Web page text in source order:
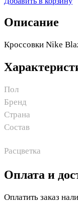
Описание
Кроссовки Nike
Пол
Бренд
Страна
Состав
Расцветка
Оплата и
Оплатить заказ